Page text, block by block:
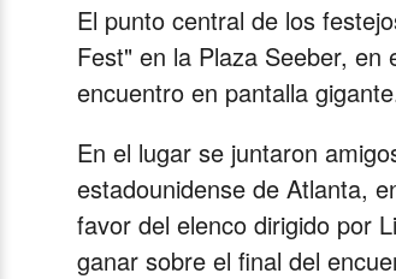
El punto central de los
Fest" en la Plaza Seeber,
encuentro en pantalla
En el lugar se juntaron
estadounidense de Atlanta,
favor del elenco dirigido por
ganar sobre el final del